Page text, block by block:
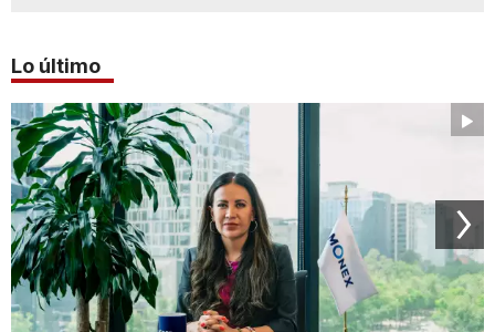
Lo último